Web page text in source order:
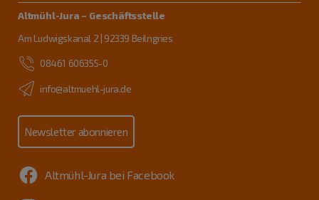
Altmühl-Jura – Geschäftsstelle
Am Ludwigskanal 2 | 92339 Beilngries
08461 606355-0
info@altmuehl-jura.de
Newsletter abonnieren
Altmühl-Jura bei Facebook